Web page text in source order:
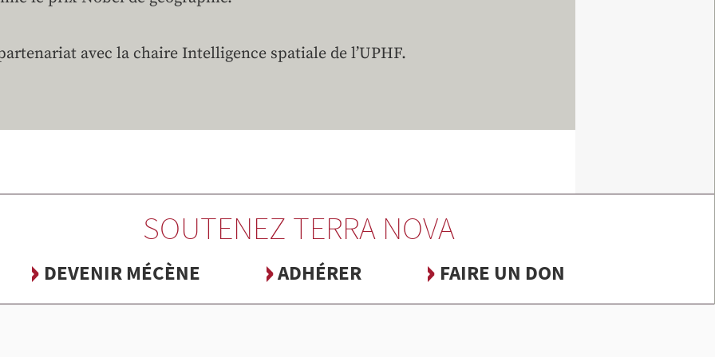
avec la chaire Intelligence spatiale de l’UPHF.
SOUTENEZ TERRA NOVA
DEVENIR MÉCÈNE ADHÉRER FAIRE UN DON